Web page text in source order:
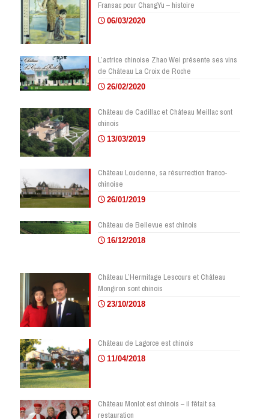
Fransac pour ChangYu – histoire
06/03/2020
L’actrice chinoise Zhao Wei présente ses vins
de Château La Croix de Roche
26/02/2020
Château de Cadillac et Château Meillac sont
chinois
13/03/2019
Château Loudenne, sa résurrection franco-
chinoise
26/01/2019
Château de Bellevue est chinois
16/12/2018
Château L’Hermitage Lescours et Château
Mongiron sont chinois
23/10/2018
Château de Lagorce est chinois
11/04/2018
Château Monlot est chinois – il fêtait sa
restauration